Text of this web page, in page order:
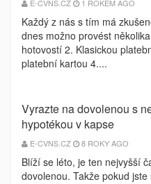
E-CVNS.CZ 1 ROKEM AGO
Každý z nás s tím má
dnes možno provést
hotovostí 2. Klasickou
platební kartou 4....
Vyrazte na dovolenou s
hypotékou v kapse
E-CVNS.CZ 8 ROKY AGO
Blíží se léto, je ten nejvyšší
dovolenou. Takže pokud